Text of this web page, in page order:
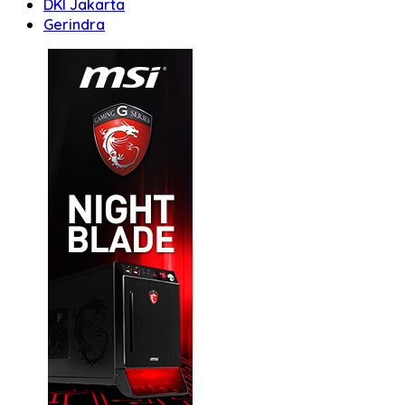
DKI Jakarta
Gerindra